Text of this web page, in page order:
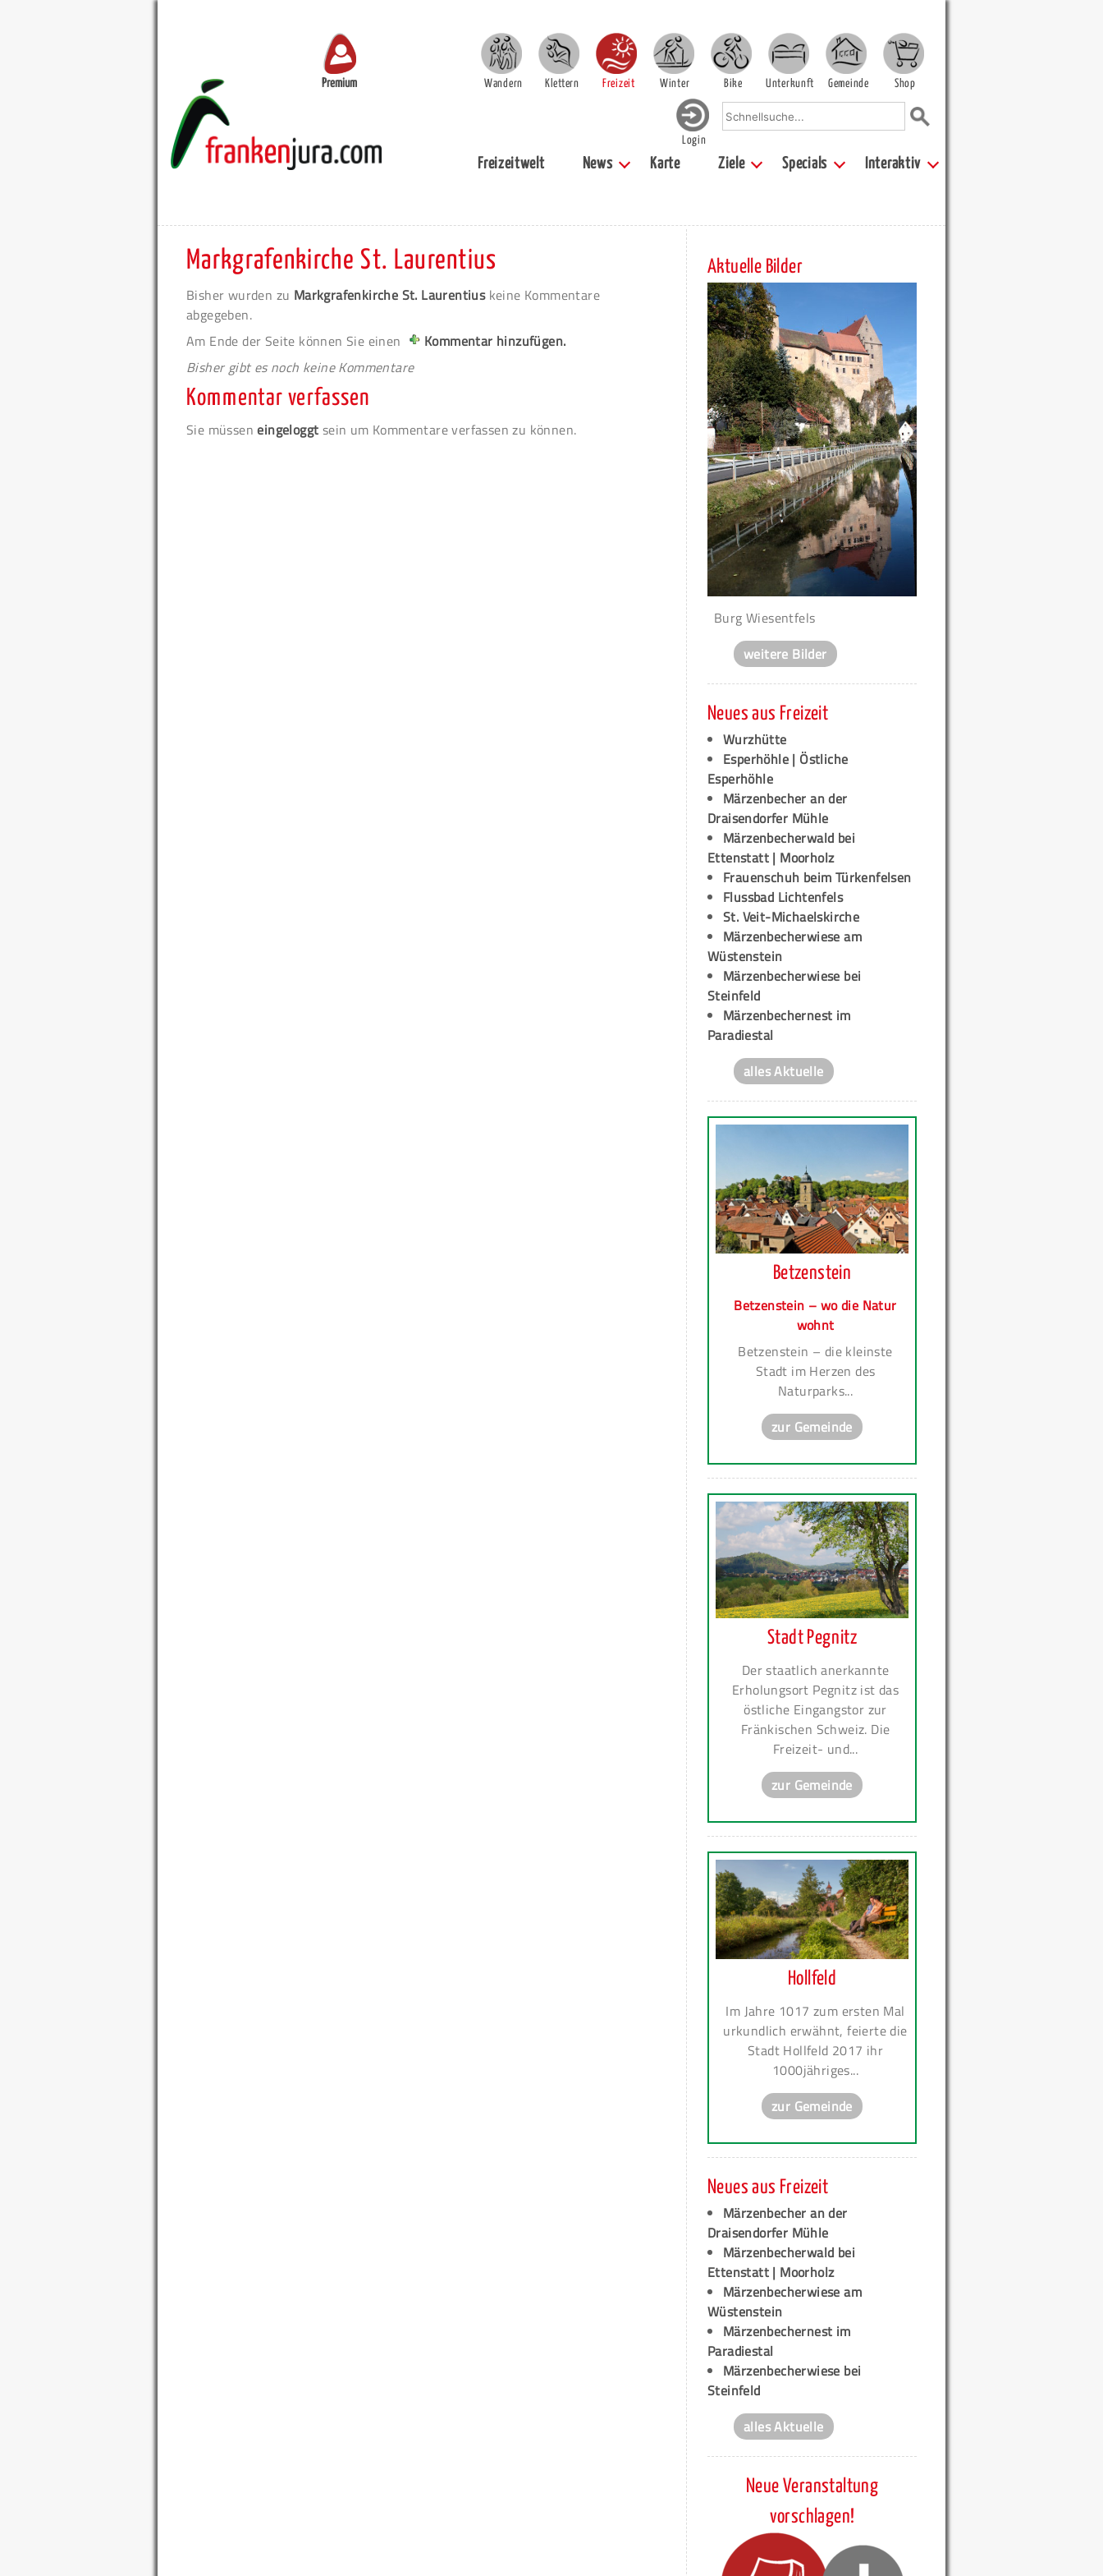
Premium Wandern Klettern Freizeit Winter Bike Unterkunft Gemeinde Shop
Login
Freizeitwelt News Karte Ziele Specials Interaktiv
Markgrafenkirche St. Laurentius
Bisher wurden zu Markgrafenkirche St. Laurentius keine Kommentare
abgegeben.
Am Ende der Seite können Sie einen
Kommentar hinzufügen.
Bisher gibt es noch keine Kommentare
Kommentar verfassen
Sie müsseneingeloggt sein um Kommentare verfassen zu können.
Aktuelle Bilder
Burg Wiesentfels
weitere Bilder
Neues aus Freizeit
Wurzhütte
Esperhöhle | Östliche
Esperhöhle
Märzenbecher an der
Draisendorfer Mühle
Märzenbecherwald bei
Ettenstatt | Moorholz
Frauenschuh beim Türkenfelsen
Flussbad Lichtenfels
St. Veit-Michaelskirche
Märzenbecherwiese am
Wüstenstein
Märzenbecherwiese bei
Steinfeld
Märzenbechernest im
Paradiestal
alles Aktuelle
Betzenstein
Betzenstein – wo die Natur
wohnt
Betzenstein – die kleinste
Stadt im Herzen des
Naturparks...
zur Gemeinde
Stadt Pegnitz
Der staatlich anerkannte
Erholungsort Pegnitz ist das
östliche Eingangstor zur
Fränkischen Schweiz. Die
Freizeit- und...
zur Gemeinde
Hollfeld
Im Jahre 1017 zum ersten Mal
urkundlich erwähnt, feierte die
Stadt Hollfeld 2017 ihr
1000jähriges...
zur Gemeinde
Neues aus Freizeit
Märzenbecher an der
Draisendorfer Mühle
Märzenbecherwald bei
Ettenstatt | Moorholz
Märzenbecherwiese am
Wüstenstein
Märzenbechernest im
Paradiestal
Märzenbecherwiese bei
Steinfeld
alles Aktuelle
Neue Veranstaltung
vorschlagen!